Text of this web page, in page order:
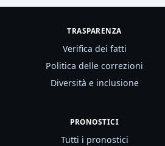
TRASPARENZA
Verifica dei fatti
Politica delle correzioni
Diversità e inclusione
PRONOSTICI
Tutti i pronostici